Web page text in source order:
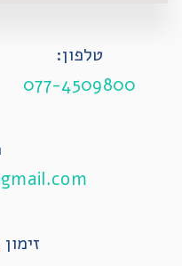
טלפון:
077-4509800
זימון